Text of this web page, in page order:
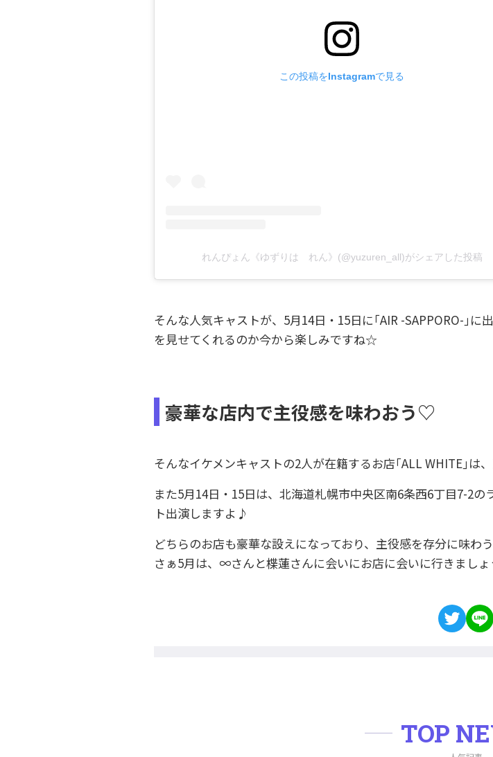
この投稿をInstagramで見る
れんぴょん《ゆずりは れん》(@yuzuren_all)がシェアした投稿
そんな人気キャストが、5月14日・15日に｢AIR -SAPPORO-｣
を見せてくれるのか今から楽しみですね☆
豪華な店内で主役感を味わおう♡
そんなイケメンキャストの2人が在籍するお店｢ALL WHITE｣は
また5月14日・15日は、北海道札幌市中央区南6条西6丁目7-2
ト出演しますよ♪
どちらのお店も豪華な設えになっており、主役感を存分に味わ
さぁ5月は、∞さんと楪蓮さんに会いにお店に会いに行きまし
TOP